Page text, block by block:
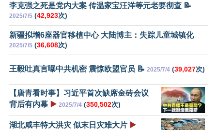
李克强之死是党内大案 传温家宝汪洋等元老要彻查 📝
2025/7/5 (42,923次)
新疆拟增6座器官移植中心 大陆博主：失踪儿童城镇化
2025/7/5 (36,608次)
王毅吐真言曝中共机密 震惊欧盟官员 📝 2025/7/4 (39,027次)
【唐青看时事】习近平首次缺席金砖会议
背后有内幕 ▶️ 2025/7/4 (350,502次)
湖北咸丰特大洪灾 似末日灾难大片 ▶️